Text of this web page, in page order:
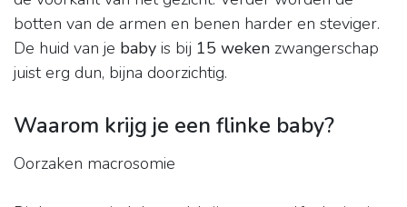
botten van de armen en benen harder en steviger.
De huid van je baby is bij 15 weken zwangerschap
juist erg dun, bijna doorzichtig.
Waarom krijg je een flinke baby?
Oorzaken macrosomie